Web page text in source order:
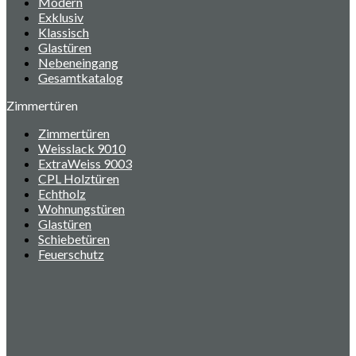
Exklusiv
Klassisch
Glastüren
Nebeneingang
Gesamtkatalog
Zimmertüren
Zimmertüren
Weisslack 9010
ExtraWeiss 9003
CPL Holztüren
Echtholz
Wohnungstüren
Glastüren
Schiebetüren
Feuerschutz